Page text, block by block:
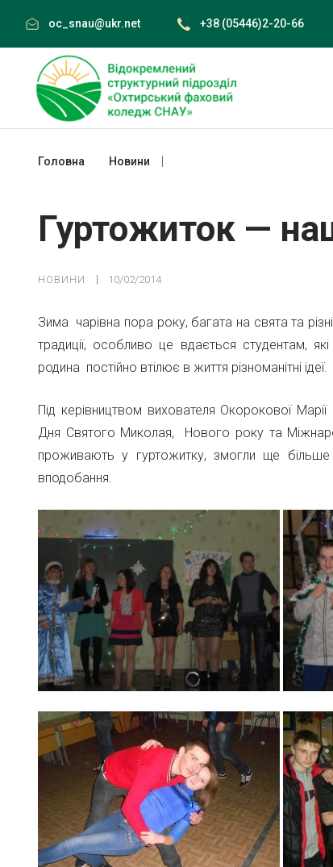
content
oc_snau@ukr.net +38 (05446)2-20-66
Головна Новини
Гуртожиток —
НОВИНИ 10/02/2014
Зима чарівна пора року, багата на свята та
традиції, особливо це вдається студентам,
родина постійно втілює в життя різноманітні ідеї.
Під керівництвом вихователя Окорокової
Дня Святого Миколая, Нового року та
проживають у гуртожитку, змогли ще
вподобання.